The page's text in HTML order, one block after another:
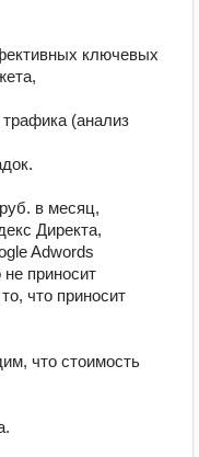
ключевых
(анализ
в месяц,
Директа,
Adwords
не приносит
что приносит
что стоимость